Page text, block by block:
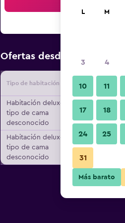
Ofertas desde Oferta
Tipo de habitación
Habitación deluxe,
tipo de cama
desconocido
Habitación deluxe,
tipo de cama
desconocido
L M
3 4
10 11
17 18
24 25
31
Más barato